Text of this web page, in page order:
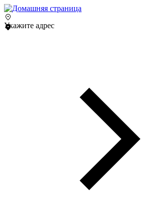
Укажите адрес